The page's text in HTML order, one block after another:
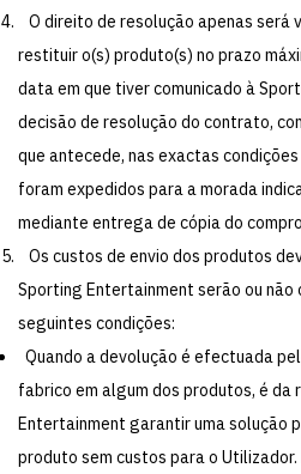
O direito de resolução apenas será
restituir o(s) produto(s) no prazo
data em que tiver comunicado à
decisão de resolução do contrato,
que antecede, nas exactas
foram expedidos para a morada
mediante entrega de cópia do
Os custos de envio dos produtos
Sporting Entertainment serão ou não
seguintes condições:
Quando a devolução é efectuada
fabrico em algum dos produtos, é da
Entertainment garantir uma solução
produto sem custos para o